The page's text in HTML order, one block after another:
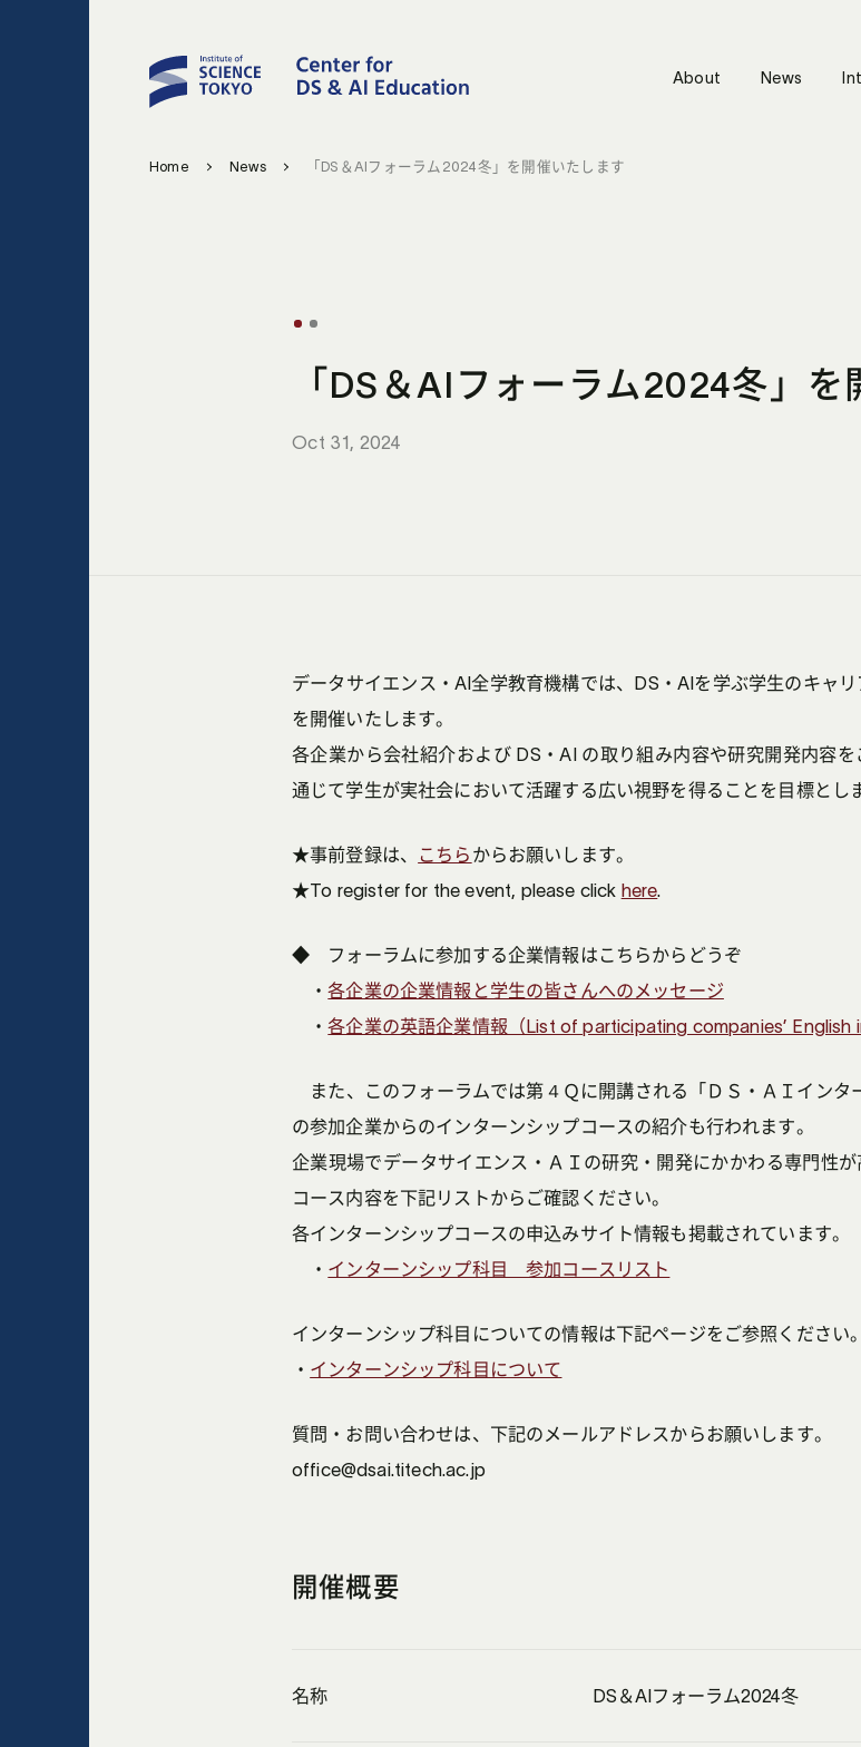
About News
Home News 「DS＆AIフォーラム2024冬」を開催いたします
「DS＆AIフォーラム2024冬」を
Oct 31, 2024
データサイエンス・AI全学教育機構では、DS・AIを学ぶ学生のキャ
を開催いたします。
各企業から会社紹介および DS・AI の取り組み内容や研究開発内容
通じて学生が実社会において活躍する広い視野を得ることを目標とし
★事前登録は、 こちら からお願いします。
★To register for the event, please click here.
◆ フォーラムに参加する企業情報はこちらからどうぞ
・各企業の企業情報と学生の皆さんへのメッセージ
・各企業の英語企業情報（List of participating companies’ English
また、このフォーラムでは第４Ｑに開講される「ＤＳ・ＡＩイン
の参加企業からのインターンシップコースの紹介も行われます。
企業現場でデータサイエンス・ＡＩの研究・開発にかかわる専門性
コース内容を下記リストからご確認ください。
各インターンシップコースの申込みサイト情報も掲載されています。
・ インターンシップ科目 参加コースリスト
インターンシップ科目についての情報は下記ページをご参照ください
・ インターンシップ科目について
質問・お問い合わせは、下記のメールアドレスからお願いします。
office@dsai.titech.ac.jp
開催概要
名称 DS＆AIフォーラム2024冬